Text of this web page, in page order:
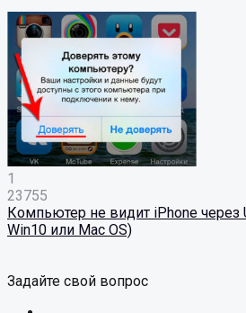
1
23755
Компьютер не видит iPhone через
Win10 или Mac OS)
Задайте свой вопрос